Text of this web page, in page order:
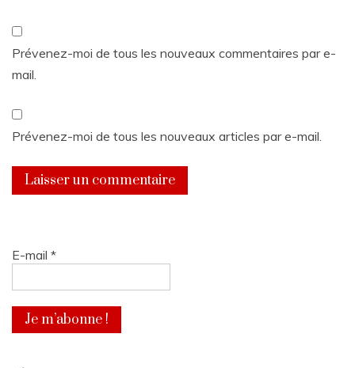
Prévenez-moi de tous les nouveaux commentaires par e-
mail.
Prévenez-moi de tous les nouveaux articles par e-mail.
E-mail *